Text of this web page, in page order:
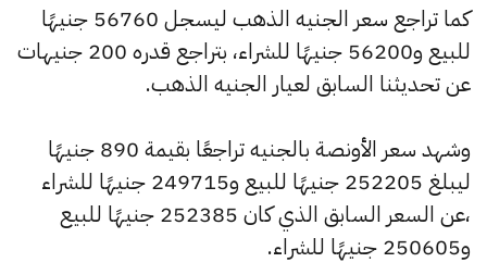
كما تراجع سعر الجنيه الذهب ليسجل 56760 جنيهًا
للبيع و56200 جنيهًا للشراء، بتراجع قدره 200 جنيهات
عن تحديثنا السابق لعيار الجنيه الذهب.
وشهد سعر الأونصة بالجنيه تراجعًا بقيمة 890 جنيهًا
ليبلغ 252205 جنيهًا للبيع و249715 جنيهًا للشراء
،عن السعر السابق الذي كان 252385 جنيهًا للبيع
و250605 جنيهًا للشراء.